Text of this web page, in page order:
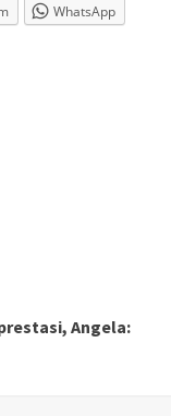
WhatsApp
Angela: